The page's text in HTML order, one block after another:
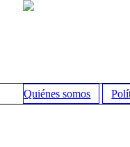
Quiénes somos